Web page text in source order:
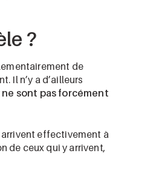
?
de
Il n’y a d’ailleurs
sont pas forcément
effectivement à
de ceux qui y arrivent,